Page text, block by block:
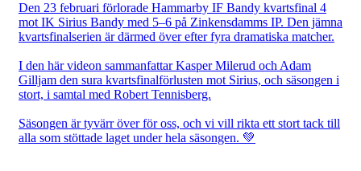
Den 23 februari förlorade Hammarby IF Bandy kvartsfinal 4
mot IK Sirius Bandy med 5–6 på Zinkensdamms IP. Den jämna
kvartsfinalserien är därmed över efter fyra dramatiska matcher.
I den här videon sammanfattar Kasper Milerud och Adam
Gilljam den sura kvartsfinalförlusten mot Sirius, och säsongen i
stort, i samtal med Robert Tennisberg.
Säsongen är tyvärr över för oss, och vi vill rikta ett stort tack till
alla som stöttade laget under hela säsongen. 💚